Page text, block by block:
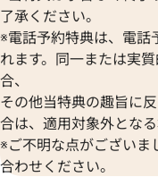
了承ください。
※電話予約特典は、電話
れます。同一または実
合、
その他当特典の趣旨に
合は、適用対象外となる
※ご不明な点がございま
合わせください。